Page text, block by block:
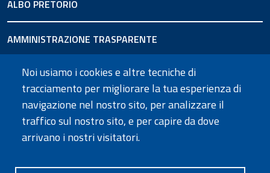
ALBO PRETORIO
AMMINISTRAZIONE TRASPARENTE
URP
SEGUICI SU
Noi usiamo i cookies e altre tecniche di
tracciamento per migliorare la tua esperienza di
navigazione nel nostro sito, per analizzare il
traffico sul nostro sito, e per capire da dove
arrivano i nostri visitatori.